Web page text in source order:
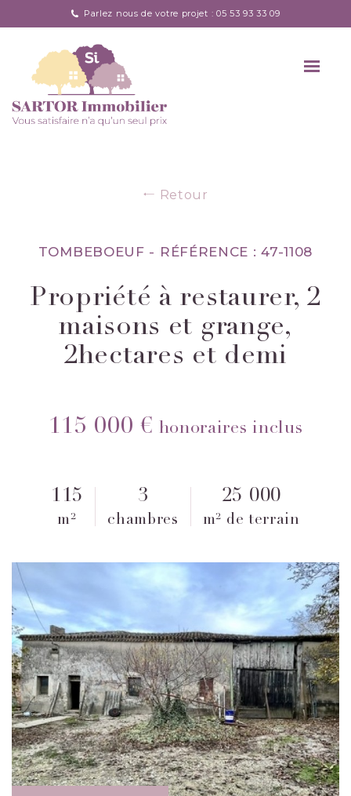
Parlez nous de votre projet : 05 53 93 33 09
Retour
TOMBEBOEUF - RÉFÉRENCE : 47-1108
Propriété à restaurer, 2
maisons et grange,
2hectares et demi
115 000 € honoraires inclus
115
m²
3
chambres
25 000
m² de terrain